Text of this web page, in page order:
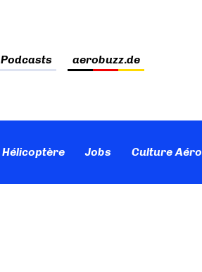
Podcasts aerobuzz.de
Hélicoptère Jobs Culture Aéro